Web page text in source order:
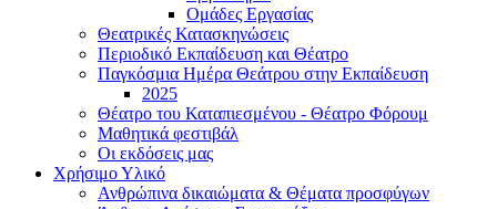
Ομάδες Εργασίας
Θεατρικές Κατασκηνώσεις
Περιοδικό Εκπαίδευση και Θέατρο
Παγκόσμια Ημέρα Θεάτρου στην Εκπαίδευση
2025
Θέατρο του Καταπιεσμένου - Θέατρο Φόρουμ
Μαθητικά φεστιβάλ
Οι εκδόσεις μας
Χρήσιμο Υλικό
Ανθρώπινα δικαιώματα & Θέματα προσφύγων